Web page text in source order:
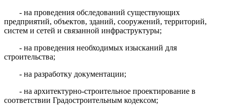
- на проведения обследований существующих
предприятий, объектов, зданий, сооружений, территорий,
систем и сетей и связанной инфраструктуры;
- на проведения необходимых изысканий для
строительства;
- на разработку документации;
- на архитектурно-строительное проектирование в
соответствии Градостроительным кодексом;